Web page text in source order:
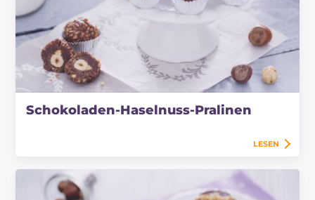
Schokoladen-Haselnuss-Pralinen
LESEN